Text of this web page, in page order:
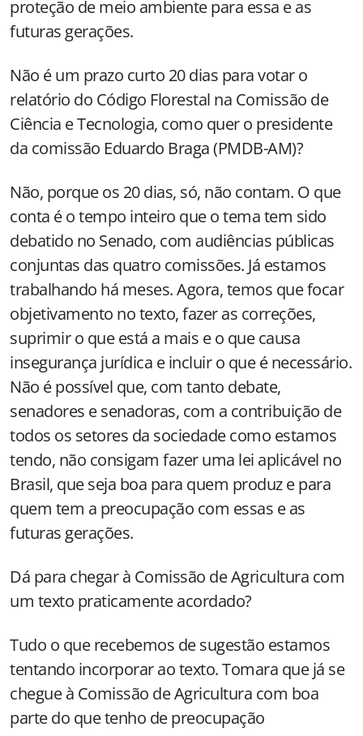
proteção de meio ambiente para essa e as
futuras gerações.
Não é um prazo curto 20 dias para votar o
relatório do Código Florestal na Comissão de
Ciência e Tecnologia, como quer o presidente
da comissão Eduardo Braga (PMDB-AM)?
Não, porque os 20 dias, só, não contam. O que
conta é o tempo inteiro que o tema tem sido
debatido no Senado, com audiências públicas
conjuntas das quatro comissões. Já estamos
trabalhando há meses. Agora, temos que focar
objetivamento no texto, fazer as correções,
suprimir o que está a mais e o que causa
insegurança jurídica e incluir o que é necessário.
Não é possível que, com tanto debate,
senadores e senadoras, com a contribuição de
todos os setores da sociedade como estamos
tendo, não consigam fazer uma lei aplicável no
Brasil, que seja boa para quem produz e para
quem tem a preocupação com essas e as
futuras gerações.
Dá para chegar à Comissão de Agricultura com
um texto praticamente acordado?
Tudo o que recebemos de sugestão estamos
tentando incorporar ao texto. Tomara que já se
chegue à Comissão de Agricultura com boa
parte do que tenho de preocupação